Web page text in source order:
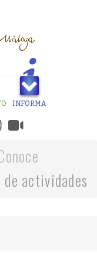
INFORMA
de actividades